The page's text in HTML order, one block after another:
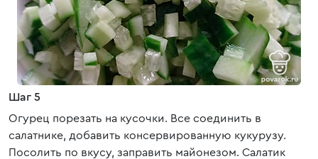
Шаг 5
Огурец порезать на кусочки. Все соединить в
салатнике, добавить консервированную кукурузу.
Посолить по вкусу, заправить майонезом. Салатик